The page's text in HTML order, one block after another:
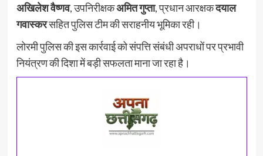
अखिलेश वैष्णव, उपनिरीक्षकअमित गुप्ता, प्रधान आरक्षकदयाल
गवास्करसहित पुलिस टीम की सराहनीय भूमिका रही।
लोरमी पुलिस की इस कार्रवाई को संपत्ति संबंधी अपराधों पर प्रभावी
नियंत्रण की दिशा में बड़ी सफलता माना जा रहा है।